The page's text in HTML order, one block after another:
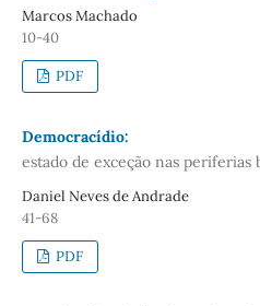
Marcos Machado
10-40
PDF
Democracídio:
estado de exceção nas periferias
Daniel Neves de Andrade
41-68
PDF